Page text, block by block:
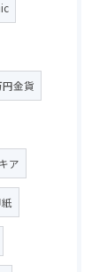
金貨
ア